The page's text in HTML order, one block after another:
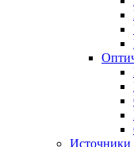
Источники